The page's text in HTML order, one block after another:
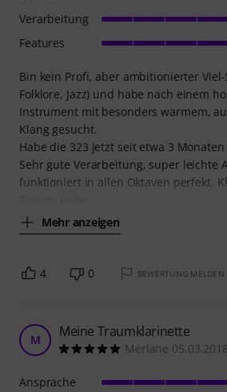
Bin kein Profi, aber ambitionierter Viel-
Folklore, Jazz) und habe nach einem
Instrument mit besonders warmem,
Klang gesucht.
Habe die 323 jetzt seit etwa 3
Sehr gute Verarbeitung, super leichte
funktioniert in allen Oktaven perfekt.
Mehr anzeigen
Verarbeitung
Features
4 0 BEWERTUNG MELDEN
M Meine Traumklarinette
Merlane 05.03.2018
Ansprache